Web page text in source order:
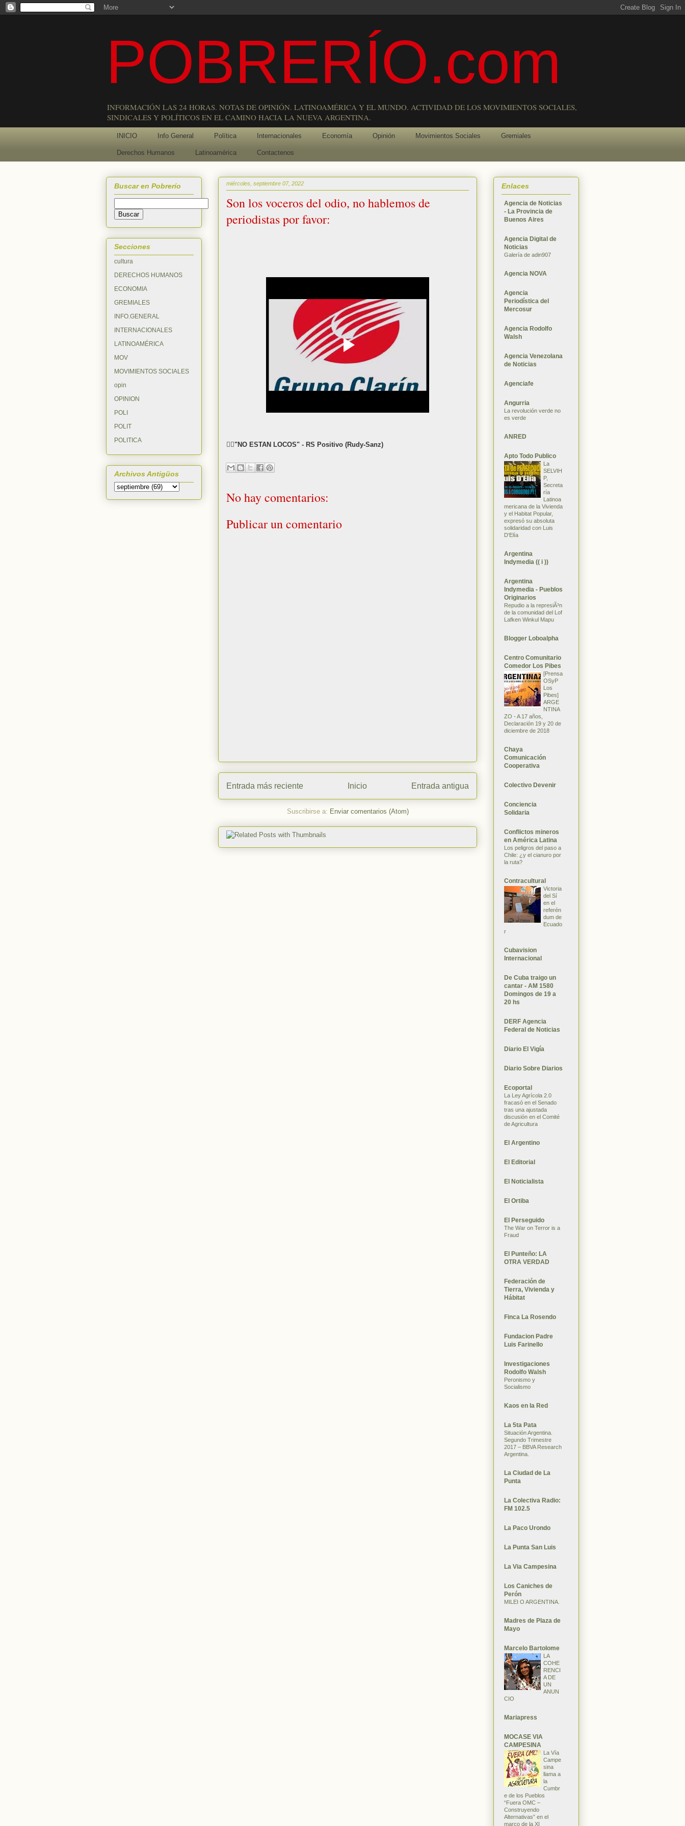
POBRERÍO.com
INFORMACIÓN LAS 24 HORAS. NOTAS DE OPINIÓN. LATINOAMÉRICA Y EL MUNDO. ACTIVIDAD DE LOS MOVIMIENTOS SOCIALES,
SINDICALES Y POLÍTICOS EN EL CAMINO HACIA LA NUEVA ARGENTINA.
INICIO Info General Política Internacionales Economía Opinión Movimientos Sociales Gremiales
Derechos Humanos Latinoamérica Contactenos
miércoles, septiembre 07, 2022
Son los voceros del odio, no hablemos de
periodistas por favor:
☝🏿 "NO ESTAN LOCOS" - RS Positivo (Rudy-Sanz)
No hay comentarios:
Publicar un comentario
Entrada más reciente Entrada antigua
Inicio
Suscribirse a: Enviar comentarios (Atom)
Buscar en Pobrerío
Secciones
cultura
DERECHOS HUMANOS
ECONOMIA
GREMIALES
INFO.GENERAL
INTERNACIONALES
LATINOAMÉRICA
MOV
MOVIMIENTOS SOCIALES
opin
OPINION
POLI
POLIT
POLITICA
Archivos Antigüos
Enlaces
Agencia de Noticias
- La Provincia de
Buenos Aires
Agencia Digital de
Noticias
Galería de adin907
Agencia NOVA
Agencia
Periodística del
Mercosur
Agencia Rodolfo
Walsh
Agencia Venezolana
de Noticias
Agenciafe
Angurria
La revolución verde no
es verde
ANRED
Apto Todo Publico
La
SELVIH
P,
Secreta
ría
Latinoa
mericana de la Vivienda
y el Habitat Popular,
expresó su absoluta
solidaridad con Luis
D'Elía
Argentina
Indymedia (( i ))
Argentina
Indymedia - Pueblos
Originarios
Repudio a la represiÃ³n
de la comunidad del Lof
Lafken Winkul Mapu
Blogger Loboalpha
Centro Comunitario
Comedor Los Pibes
[Prensa
OSyP
Los
Pibes]
ARGE
NTINA
ZO - A 17 años,
Declaración 19 y 20 de
diciembre de 2018
Chaya
Comunicación
Cooperativa
Colectivo Devenir
Conciencia
Solidaria
Conflictos mineros
en América Latina
Los peligros del paso a
Chile: ¿y el cianuro por
la ruta?
Contracultural
Victoria
del Sí
en el
referén
dum de
Ecuado
r
Cubavision
Internacional
De Cuba traigo un
cantar - AM 1580
Domingos de 19 a
20 hs
DERF Agencia
Federal de Noticias
Diario El Vigía
Diario Sobre Diarios
Ecoportal
La Ley Agrícola 2.0
fracasó en el Senado
tras una ajustada
discusión en el Comité
de Agricultura
El Argentino
El Editorial
El Noticialista
El Ortiba
El Perseguido
The War on Terror is a
Fraud
El Punteño: LA
OTRA VERDAD
Federación de
Tierra, Vivienda y
Hábitat
Finca La Rosendo
Fundacion Padre
Luis Farinello
Investigaciones
Rodolfo Walsh
Peronismo y
Socialismo
Kaos en la Red
La 5ta Pata
Situación Argentina.
Segundo Trimestre
2017 – BBVA Research
Argentina.
La Ciudad de La
Punta
La Colectiva Radio:
FM 102.5
La Paco Urondo
La Punta San Luis
La Via Campesina
Los Caniches de
Perón
MILEI O ARGENTINA.
Madres de Plaza de
Mayo
Marcelo Bartolome
LA
COHE
RENCI
A DE
UN
ANUN
CIO
Mariapress
MOCASE VIA
CAMPESINA
La Vía
Campe
sina
llama a
la
Cumbr
e de los Pueblos
“Fuera OMC –
Construyendo
Alternativas” en el
marco de la XI